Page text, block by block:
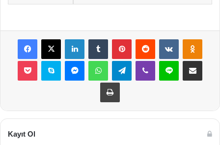
Facebook
X LinkedInTumblr PinterestReddit VKontakte
Pocket Skype MessengerWhatsAppTelegramViber Line E-Posta ile
Yazdır
Kayıt Ol